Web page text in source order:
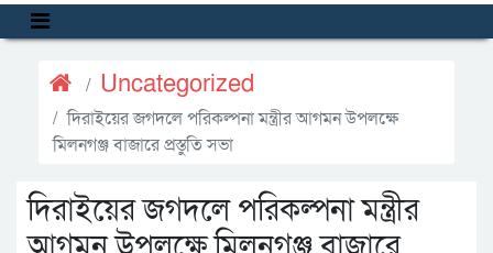
Uncategorized
দিরাইয়ের জগদলে পরিকল্পনা মন্ত্রীর আগমন উপলক্ষে
মিলনগঞ্জ বাজারে প্রস্তুতি সভা
দিরাইয়ের জগদলে পরিকল্পনা মন্ত্রীর